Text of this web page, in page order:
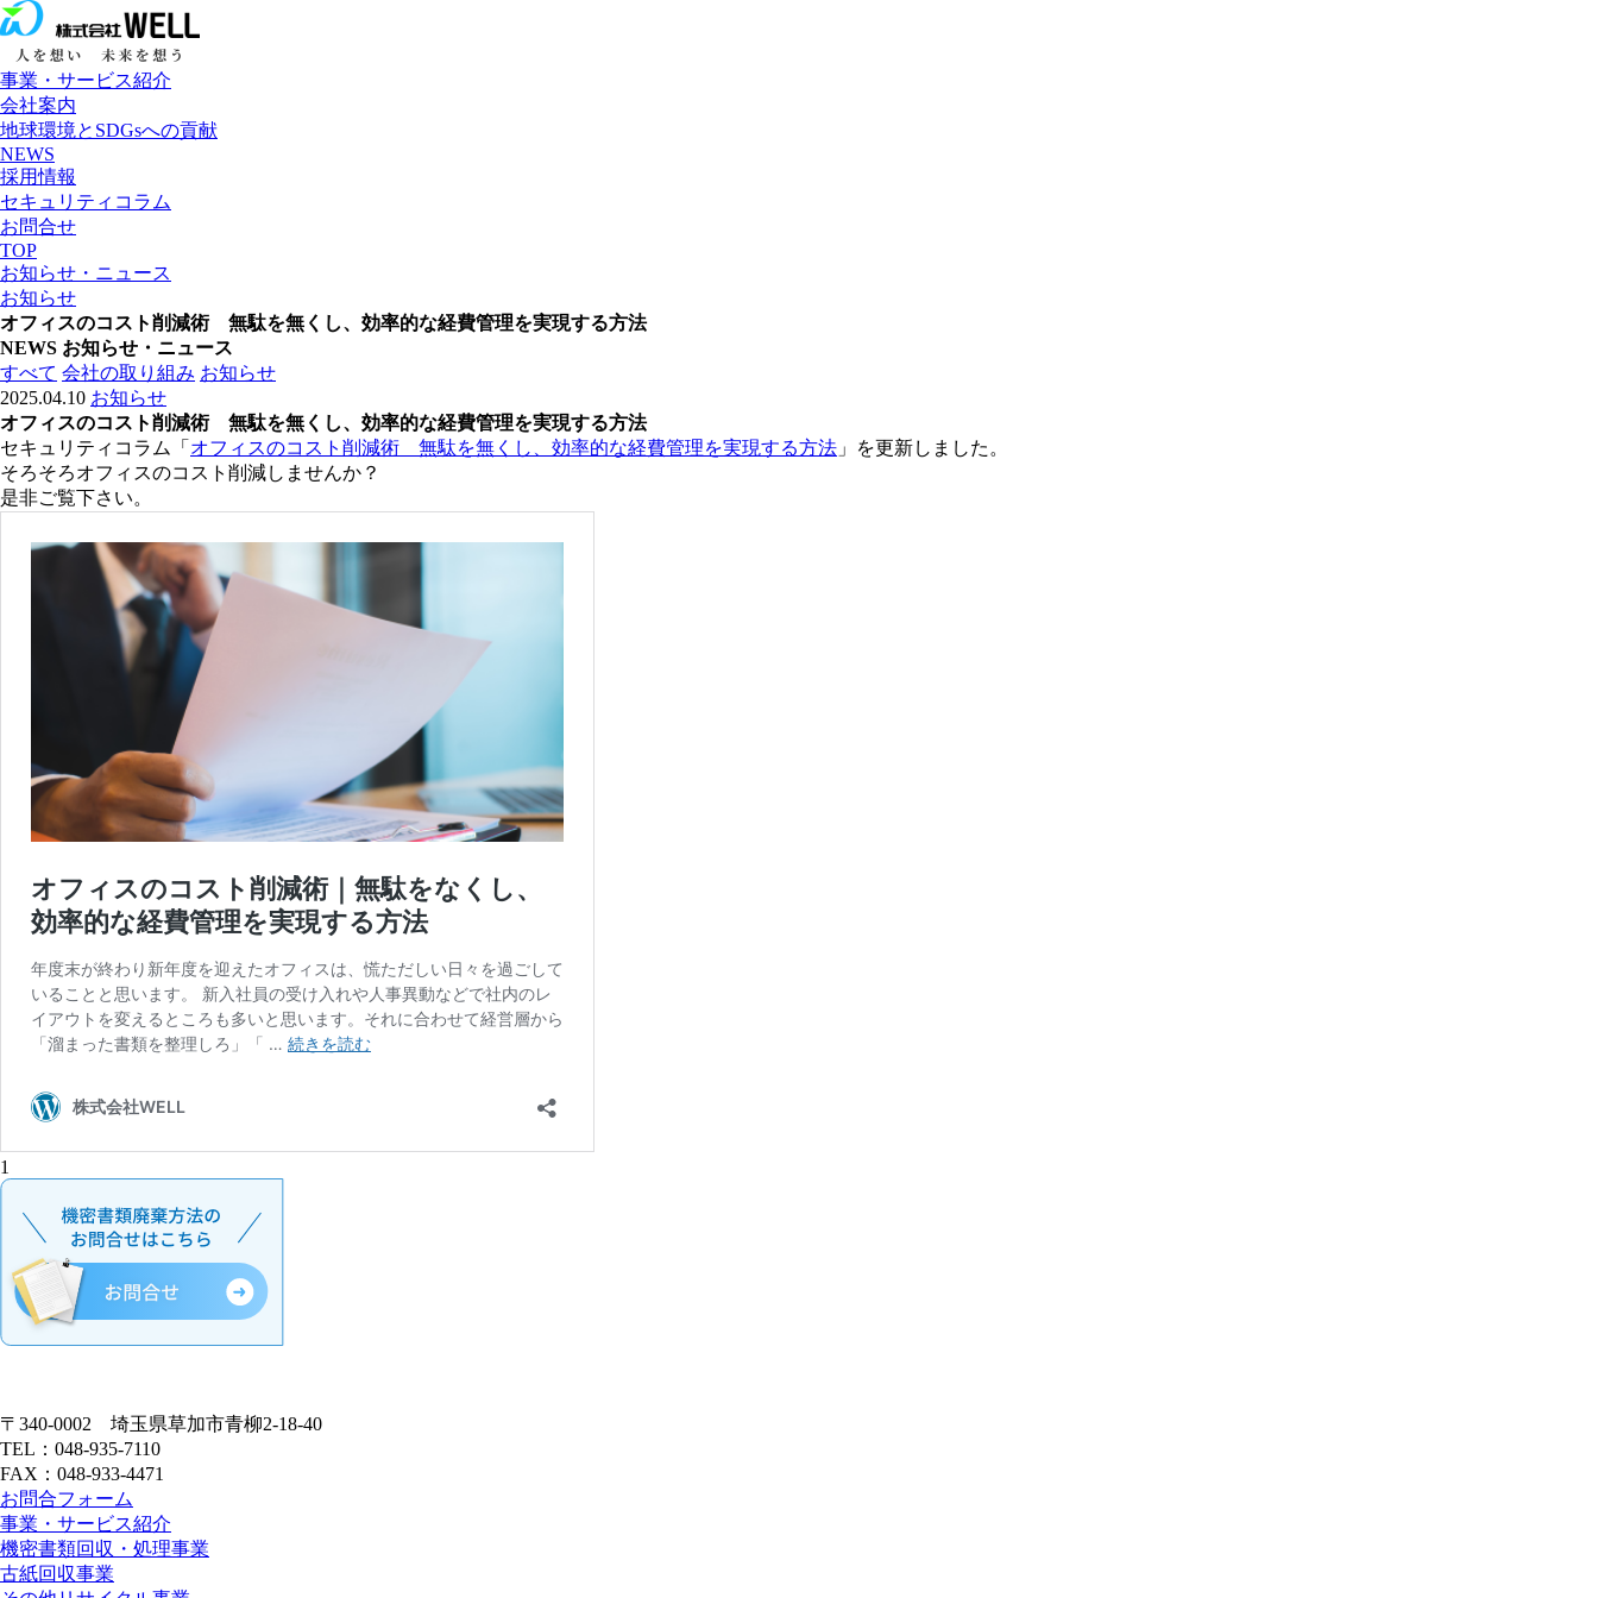
事業・サービス紹介
会社案内
地球環境とSDGsへの貢献
NEWS
採用情報
セキュリティコラム
お問合せ
TOP
お知らせ・ニュース
お知らせ
オフィスのコスト削減術 無駄を無くし、効率的な経費管理を実現する方法
NEWS お知らせ・ニュース
すべて 会社の取り組み お知らせ
2025.04.10 お知らせ
オフィスのコスト削減術 無駄を無くし、効率的な経費管理を実現する方法
セキュリティコラム「 オフィスのコスト削減術 無駄を無くし、効率的な経費管理を実現する方法 」を更新しました。
そろそろオフィスのコスト削減しませんか？
是非ご覧下さい。
1
〒340-0002 埼玉県草加市青柳2-18-40
TEL：048-935-7110
FAX：048-933-4471
お問合フォーム
事業・サービス紹介
機密書類回収・処理事業
古紙回収事業